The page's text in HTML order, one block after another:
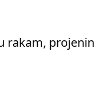
rakam,